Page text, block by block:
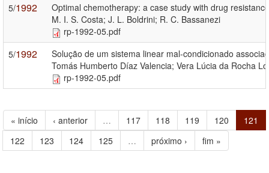
5/1992
Optimal chemotherapy: a case study with drug
M. I. S. Costa; J. L. Boldrini; R. C. Bassanezi
rp-1992-05.pdf
5/1992
Solução de um sistema linear mal-condicionado
Tomás Humberto Díaz Valencia; Vera Lúcia da Rocha
rp-1992-05.pdf
« início ‹ anterior … 117 118 119 120
121
122
123 124 125 … próximo › fim »